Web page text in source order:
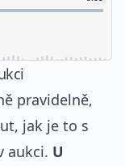
pravidelně,
jak je to s
aukci. U